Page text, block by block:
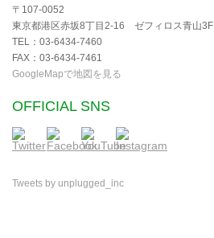
〒107-0052
東京都港区赤坂8丁目2-16 ゼフィロス青山3F
TEL：03-6434-7460
FAX：03-6434-7461
GoogleMapで地図を見る
OFFICIAL SNS
Tweets by unplugged_inc